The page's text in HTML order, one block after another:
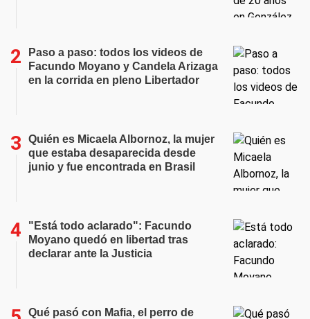
Paso a paso: todos los videos de
Facundo Moyano y Candela Arizaga
en la corrida en pleno Libertador
Quién es Micaela Albornoz, la mujer
que estaba desaparecida desde
junio y fue encontrada en Brasil
"Está todo aclarado": Facundo
Moyano quedó en libertad tras
declarar ante la Justicia
Qué pasó con Mafia, el perro de